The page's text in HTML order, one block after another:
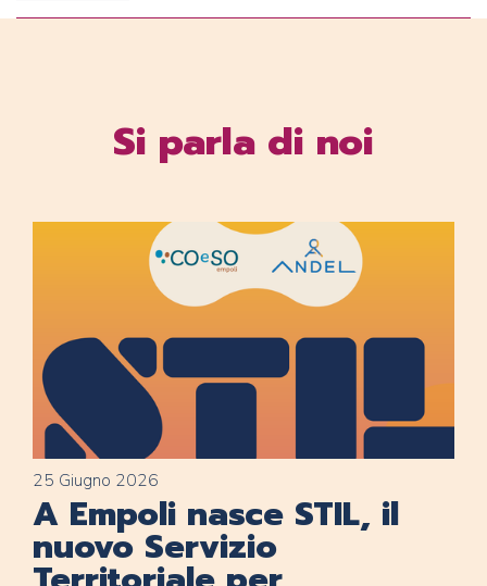
Si parla di noi
25 Giugno 2026
A Empoli nasce STIL, il
nuovo Servizio